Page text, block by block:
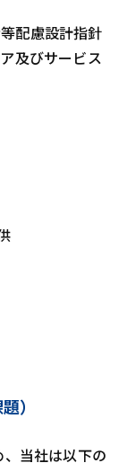
配慮設計指針
及びサービス
）
当社は以下の